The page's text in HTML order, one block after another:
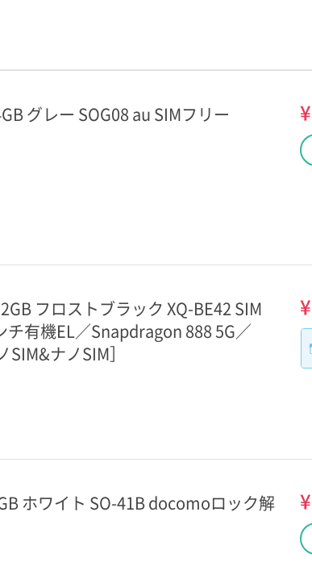
グレー SOG08 au SIMフリー ¥
フロストブラック XQ-BE42 SIM
チ有機EL／Snapdragon 888 5G／
SIM&ナノSIM］
¥
ホワイト SO-41B docomoロック解
¥